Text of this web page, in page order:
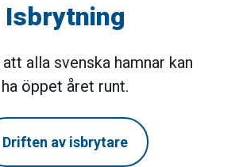
Isbrytning
alla svenska hamnar kan
ha öppet året runt.
Driften av isbrytare